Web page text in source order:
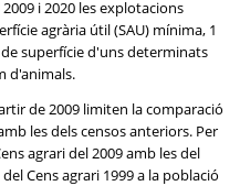
i 2020 les explotacions
agrària útil (SAU) mínima, 1
superfície d'uns determinats
d'animals.
de 2009 limiten la comparació
les dels censos anteriors. Per
agrari del 2009 amb les del
Cens agrari 1999 a la població